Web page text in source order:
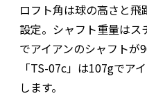
ロフト角は球の高さと
設定。シャフト重量は
でアイアンのシャフトが
「TS-07c」は107gでア
します。